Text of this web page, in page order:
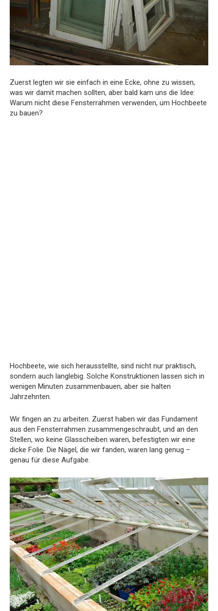
Zuerst legten wir sie einfach in eine Ecke, ohne zu wissen,
was wir damit machen sollten, aber bald kam uns die Idee:
Warum nicht diese Fensterrahmen verwenden, um Hochbeete
zu bauen?
Hochbeete, wie sich herausstellte, sind nicht nur praktisch,
sondern auch langlebig. Solche Konstruktionen lassen sich in
wenigen Minuten zusammenbauen, aber sie halten
Jahrzehnten.
Wir fingen an zu arbeiten. Zuerst haben wir das Fundament
aus den Fensterrahmen zusammengeschraubt, und an den
Stellen, wo keine Glasscheiben waren, befestigten wir eine
dicke Folie. Die Nägel, die wir fanden, waren lang genug –
genau für diese Aufgabe.